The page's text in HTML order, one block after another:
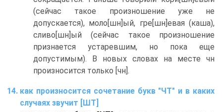
(сейчас такое произношение уже не
допускается), моло[шн]ый, гре[шн]евая (каша),
сливо[шн]ый (сейчас такое произношение
признается устаревшим, но пока еще
допустимым). В новых словах на месте чн
произносится только [чн].
как произносится сочетание букв "ЧТ" и в каких
случаях звучит [ШТ]